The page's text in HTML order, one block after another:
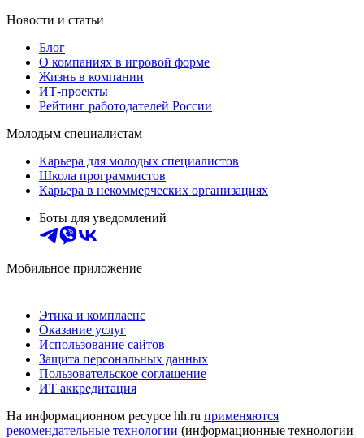
Новости и статьи
Блог
О компаниях в игровой форме
Жизнь в компании
ИТ-проекты
Рейтинг работодателей России
Молодым специалистам
Карьера для молодых специалистов
Школа программистов
Карьера в некоммерческих организациях
Боты для уведомлений
Мобильное приложение
Этика и комплаенс
Оказание услуг
Использование сайтов
Защита персональных данных
Пользовательское соглашение
ИТ аккредитация
На информационном ресурсе hh.ru применяются
рекомендательные технологии (информационные технологии